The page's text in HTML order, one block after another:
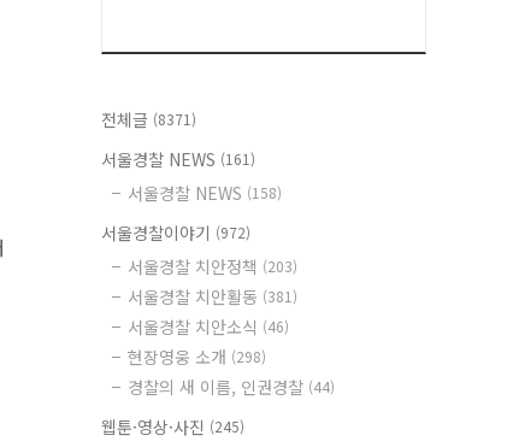
전체글 (8371)
서울경찰 NEWS (161)
서울경찰 NEWS (158)
서울경찰이야기 (972)
서울경찰 치안정책 (203)
서울경찰 치안활동 (381)
서울경찰 치안소식 (46)
현장영웅 소개 (298)
경찰의 새 이름, 인권경찰 (44)
웹툰·영상·사진 (245)